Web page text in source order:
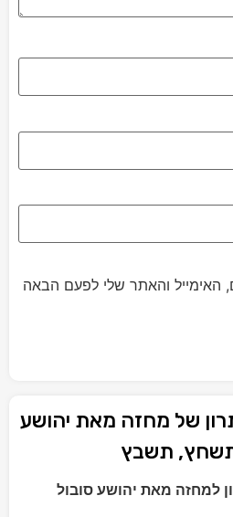
והאתר שלי לפעם הבאה
של מחזה מאת יהושע
תשחץ, תשבץ
למחזה מאת יהושע סובול